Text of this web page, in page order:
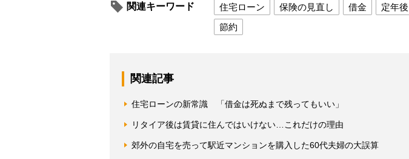
関連キーワード 住宅ローン 保険の見直し 借金 定年後
節約
関連記事
住宅ローンの新常識 「借金は死ぬまで残ってもいい」
リタイア後は賃貸に住んではいけない…これだけの理由
郊外の自宅を売って駅近マンションを購入した60代夫婦の大誤算